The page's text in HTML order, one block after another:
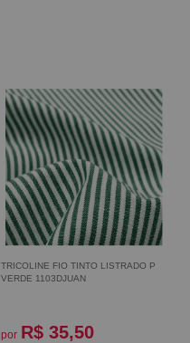
TRICOLINE FIO TINTO LISTRADO P
VERDE 1103DJUAN
por R$ 35,50